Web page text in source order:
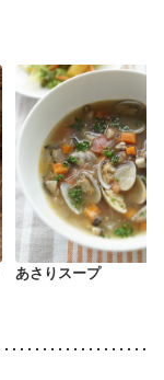
あさりスープ